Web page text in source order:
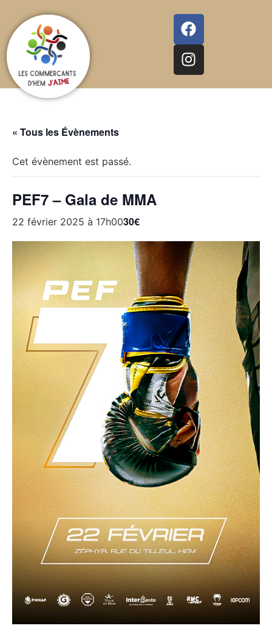
« Tous les Évènements
Cet évènement est passé.
PEF7 – Gala de MMA
22 février 2025 à 17h0030€